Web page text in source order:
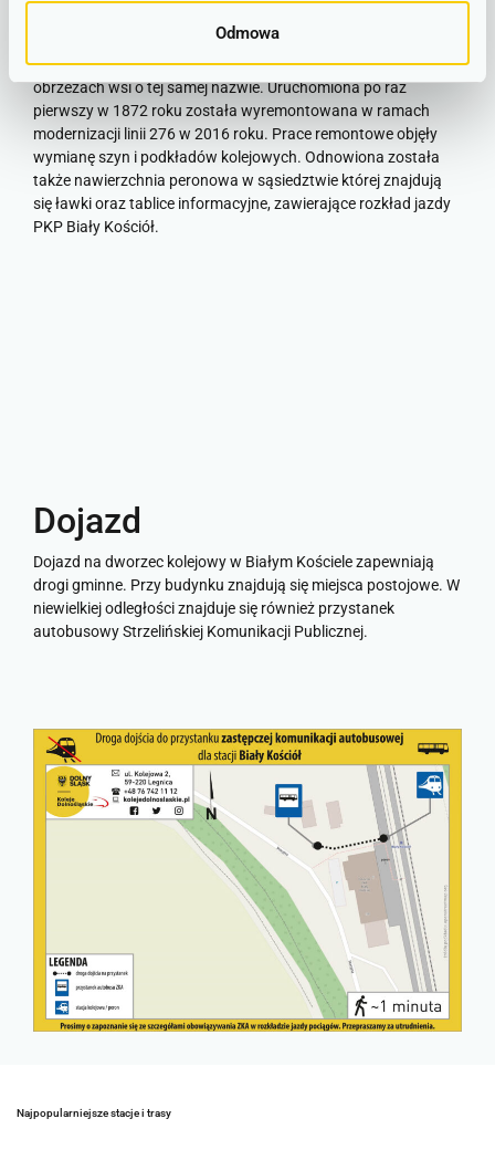
Odmowa
Stacja kolejowa Biały Kościół znajduje się na zachodnich
obrzeżach wsi o tej samej nazwie. Uruchomiona po raz
pierwszy w 1872 roku została wyremontowana w ramach
modernizacji linii 276 w 2016 roku. Prace remontowe objęły
wymianę szyn i podkładów kolejowych. Odnowiona została
także nawierzchnia peronowa w sąsiedztwie której znajdują
się ławki oraz tablice informacyjne, zawierające rozkład jazdy
PKP Biały Kościół.
Dojazd
Dojazd na dworzec kolejowy w Białym Kościele zapewniają
drogi gminne. Przy budynku znajdują się miejsca postojowe. W
niewielkiej odległości znajduje się również przystanek
autobusowy Strzelińskiej Komunikacji Publicznej.
Najpopularniejsze stacje i trasy